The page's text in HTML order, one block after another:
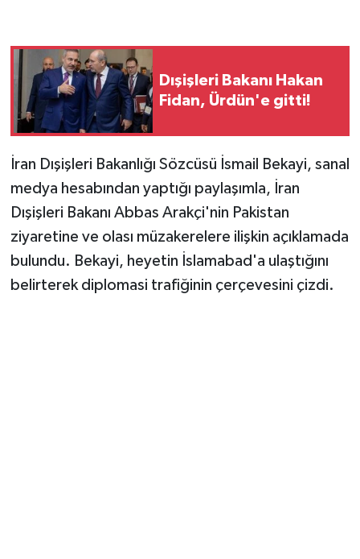
Dışişleri Bakanı Hakan
Fidan, Ürdün'e gitti!
İran Dışişleri Bakanlığı Sözcüsü İsmail Bekayi, sanal
medya hesabından yaptığı paylaşımla, İran
Dışişleri Bakanı Abbas Arakçi'nin Pakistan
ziyaretine ve olası müzakerelere ilişkin açıklamada
bulundu. Bekayi, heyetin İslamabad'a ulaştığını
belirterek diplomasi trafiğinin çerçevesini çizdi.
Sokak Hayvanlarını Sahiplendirme
Sonsöz Özel
Vasıta